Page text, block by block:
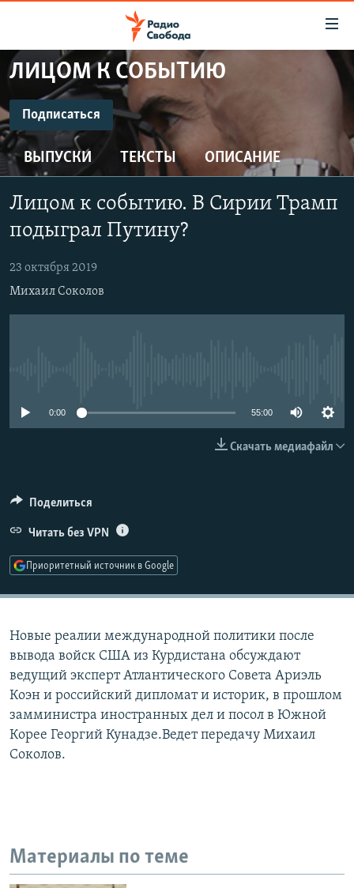
упрощенного
доступа
Вернуться
к
основному
содержанию
Вернутся
главной
Вернутся
поиску
ПРОГРАММЫ
ПОДКАСТЫ
АВТОРСКИЕ ПРОЕКТЫ
ЦИТАТЫ СВОБОДЫ
МНЕНИЯ
КУЛЬТУРА
КАВКАЗ.РЕАЛИИ
СЕВЕР.РЕАЛИИ
ЛИЦОМ К СОБЫТИЮ
Подписаться
ПОДПИСАТЬСЯ
Подписаться
ВЫПУСКИ ТЕКСТЫ ОПИСАНИЕ
Лицом к событию. В Сирии Трамп
подыграл Путину?
23 октября 2019
Михаил Соколов
0:00 55:00
Скачать медиафайл
Поделиться
Читать без VPN
Приоритетный источник в Google
Новые реалии международной политики после
вывода войск США из Курдистана обсуждают
ведущий эксперт Атлантического Совета Ариэль
Коэн и российский дипломат и историк, в прошлом
замминистра иностранных дел и посол в Южной
Корее Георгий Кунадзе.Ведет передачу Михаил
Соколов.
Материалы по теме